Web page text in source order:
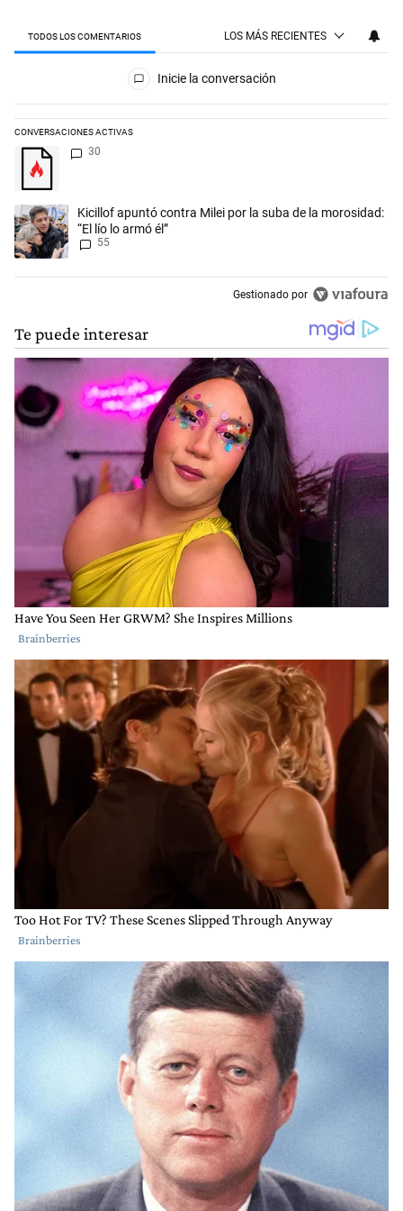
TODOS LOS COMENTARIOS LOS MÁS RECIENTES
Todos los comentarios
Inicie la conversación
CONVERSACIONES ACTIVAS
Un artículo de tendencia con el título "" con 30 comentarios.
30
Un artículo de tendencia con el título "Kicillof apuntó contra Milei por
Kicillof apuntó contra Milei por la suba de la morosidad:
“El lío lo armó él”
55
Gestionado por